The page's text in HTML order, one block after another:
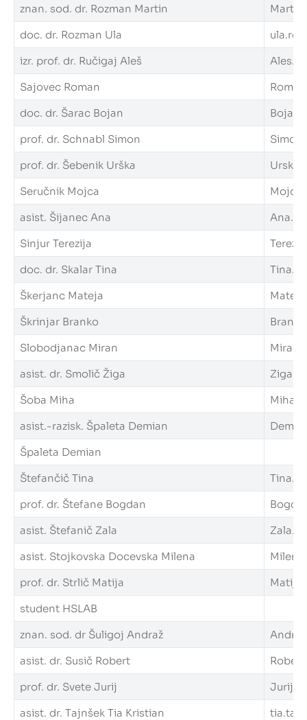
znan. sod. dr. Rozman Martin
doc. dr. Rozman Ula
izr. prof. dr. Ručigaj Aleš
Sajovec Roman
doc. dr. Šarac Bojan
prof. dr. Schnabl Simon
prof. dr. Šebenik Urška
Seručnik Mojca
asist. Šijanec Ana
Sinjur Terezija
doc. dr. Skalar Tina
Škerjanc Mateja
Škrinjar Branko
Slobodjanac Miran
asist. dr. Smolič Žiga
Šoba Miha
asist.-razisk. Špaleta Demian
Špaleta Demian
Štefančič Tina
prof. dr. Štefane Bogdan
asist. Štefanič Zala
asist. Stojkovska Docevska Milena
prof. dr. Strlič Matija
student HSLAB
znan. sod. dr Šuligoj Andraž
asist. dr. Susič Robert
prof. dr. Svete Jurij
asist. dr. Tajnšek Tia Kristian